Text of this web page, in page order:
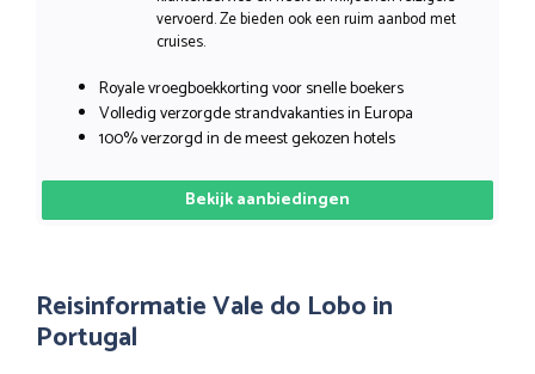
vervoerd. Ze bieden ook een ruim aanbod met
cruises.
Royale vroegboekkorting voor snelle boekers
Volledig verzorgde strandvakanties in Europa
100% verzorgd in de meest gekozen hotels
Bekijk aanbiedingen
Reisinformatie Vale do Lobo in
Portugal